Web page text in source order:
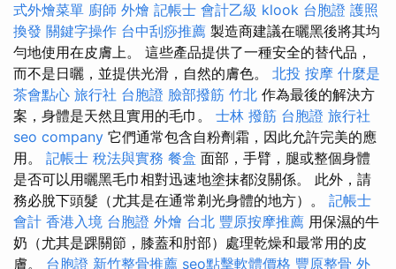
式外燴菜單 廚師 外燴 記帳士 會計乙級 klook 台胞證 護照
換發 關鍵字操作 台中刮痧推薦 製造商建議在曬黑後將其均
勻地使用在皮膚上。 這些產品提供了一種安全的替代品，
而不是日曬，並提供光滑，自然的膚色。 北投 按摩 什麼是
茶會點心 旅行社 台胞證 臉部撥筋 竹北 作為最後的解決方
案，身體是天然且實用的毛巾。 士林 撥筋 台胞證 旅行社
seo company 它們通常包含自粉劑霜，因此允許完美的應
用。 記帳士 稅法與實務 餐盒 面部，手臂，腿或整個身體
是否可以用曬黑毛巾相對迅速地塗抹都沒關係。 此外，請
務必脫下頭髮（尤其是在通常剃光身體的地方）。 記帳士
會計 香港入境 台胞證 外燴 台北 豐原按摩推薦 用保濕的牛
奶（尤其是踝關節，膝蓋和肘部）處理乾燥和最常用的皮
膚。 台胞證 新竹整骨推薦 seo點擊軟體價格 豐原整骨 外